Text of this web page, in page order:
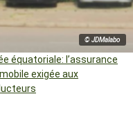
© JDMalabo
équatoriale: l’assurance
exigée aux